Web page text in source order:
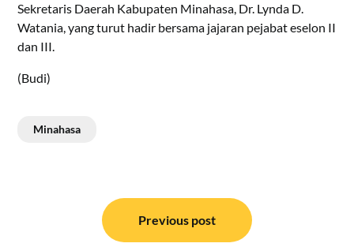
Sekretaris Daerah Kabupaten Minahasa, Dr. Lynda D.
Watania, yang turut hadir bersama jajaran pejabat eselon II
dan III.
(Budi)
Minahasa
Previous post